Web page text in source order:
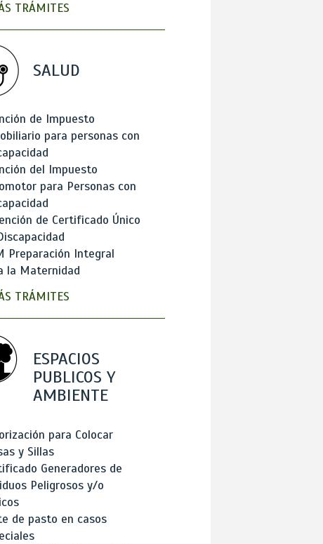
TRÁMITES
SALUD
de Impuesto
para personas con
del Impuesto
para Personas con
de Certificado Único
Preparación Integral
la Maternidad
TRÁMITES
ESPACIOS
PUBLICOS Y
AMBIENTE
para Colocar
y Sillas
Generadores de
Peligrosos y/o
de pasto en casos